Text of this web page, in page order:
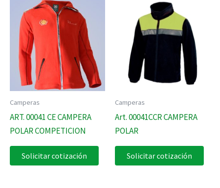
Camperas
ART. 00041 CE CAMPERA
POLAR COMPETICION
Solicitar cotización
Camperas
Art. 00041CCR CAMPERA
POLAR
Solicitar cotización